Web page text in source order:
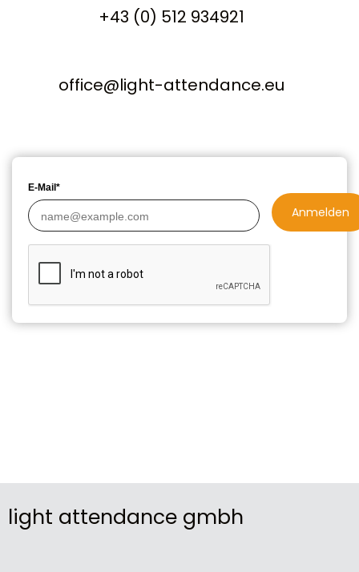
+43 (0) 512 934921
office@light-attendance.eu
E-Mail*
Anmelden
light attendance gmbh